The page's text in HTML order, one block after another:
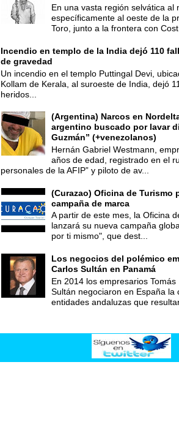
En una vasta región selvática al
específicamente al oeste de la
Toro, junto a la frontera con
Incendio en templo de la India dejó 110
de gravedad
Un incendio en el templo Puttingal Devi,
Kollam de Kerala, al suroeste de India, dejó
heridos...
(Argentina) Narcos en
argentino buscado por lavar
Guzmán” (+venezolanos)
Hernán Gabriel Westmann,
años de edad, registrado en el
personales de la AFIP” y piloto de av...
(Curazao) Oficina de Turismo
campaña de marca
A partir de este mes, la Oficina
lanzará su nueva campaña
por ti mismo", que dest...
Los negocios del polémico
Carlos Sultán en Panamá
En 2014 los empresarios
Sultán negociaron en España la
entidades andaluzas que